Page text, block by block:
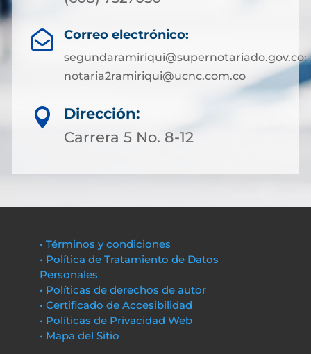
 Correo electrónico:
segundaramiriqui@supernotariado.gov.co;
notaria2ramiriqui@ucnc.com.co

Dirección:
Carrera 5 No. 8-12
• Términos y condiciones
• Política de Tratamiento de Datos
Personales
• Políticas de derechos de autor
• Certificado de Accesibilidad
• Políticas de Privacidad Web
• Mapa del Sitio